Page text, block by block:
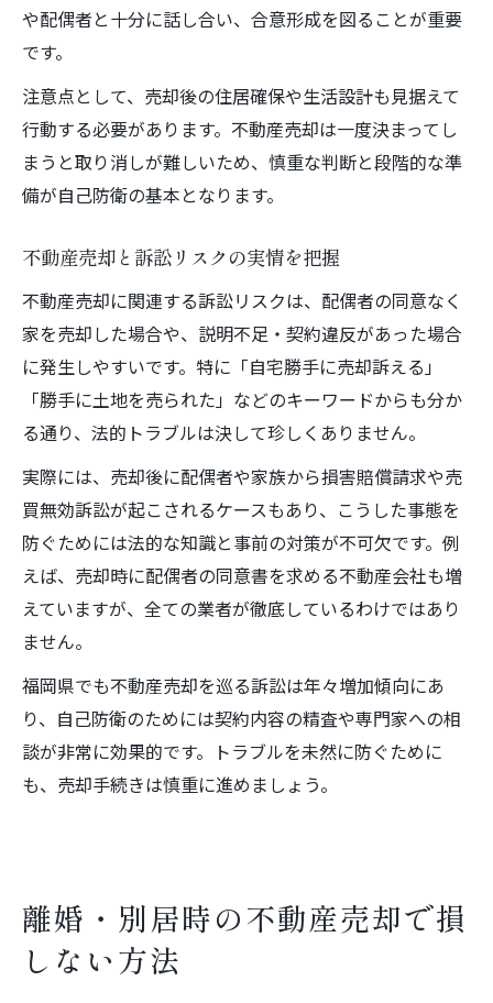
や配偶者と十分に話し合い、合意形成を図ることが重要
です。
注意点として、売却後の住居確保や生活設計も見据えて
行動する必要があります。不動産売却は一度決まってし
まうと取り消しが難しいため、慎重な判断と段階的な準
備が自己防衛の基本となります。
不動産売却と訴訟リスクの実情を把握
不動産売却に関連する訴訟リスクは、配偶者の同意なく
家を売却した場合や、説明不足・契約違反があった場合
に発生しやすいです。特に「自宅勝手に売却訴える」
「勝手に土地を売られた」などのキーワードからも分か
る通り、法的トラブルは決して珍しくありません。
実際には、売却後に配偶者や家族から損害賠償請求や売
買無効訴訟が起こされるケースもあり、こうした事態を
防ぐためには法的な知識と事前の対策が不可欠です。例
えば、売却時に配偶者の同意書を求める不動産会社も増
えていますが、全ての業者が徹底しているわけではあり
ません。
福岡県でも不動産売却を巡る訴訟は年々増加傾向にあ
り、自己防衛のためには契約内容の精査や専門家への相
談が非常に効果的です。トラブルを未然に防ぐために
も、売却手続きは慎重に進めましょう。
離婚・別居時の不動産売却で損
しない方法